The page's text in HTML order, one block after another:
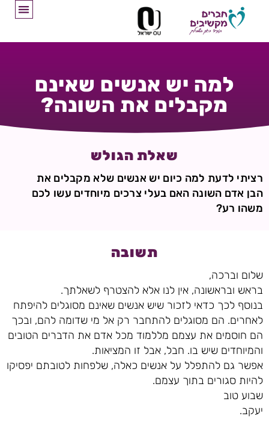
למה יש אנשים שאינם
מקבלים את השונה?
שאלת הגולש
רציתי לדעת למה כיום יש אנשים שלא מקבלים את
הבן אדם השונה האם בעלי צרכים מיוחדים עשו לכם
משהו רע?
תשובה
שלום וברכה,
בראש ובראשונה, אין לנו אלא להצטרף לשאלתך.
בנוסף לכך כדאי לזכור שיש אנשים שאינם מסוגלים להיפתח
לאחרים. הם מסוגלים להתחבר רק אל מי שדומה להם, ובכך
הם חוסמים את עצמם מללמוד מכל אדם את הדברים הטובים
והמיוחדים שיש בו. חבל, אבל זו המציאות.
אפשר גם להתפלל על אנשים כאלה, שלפחות לטובתם יפסיקו
להיות סגורים בתוך עצמם.
שבוע טוב
יעקב.